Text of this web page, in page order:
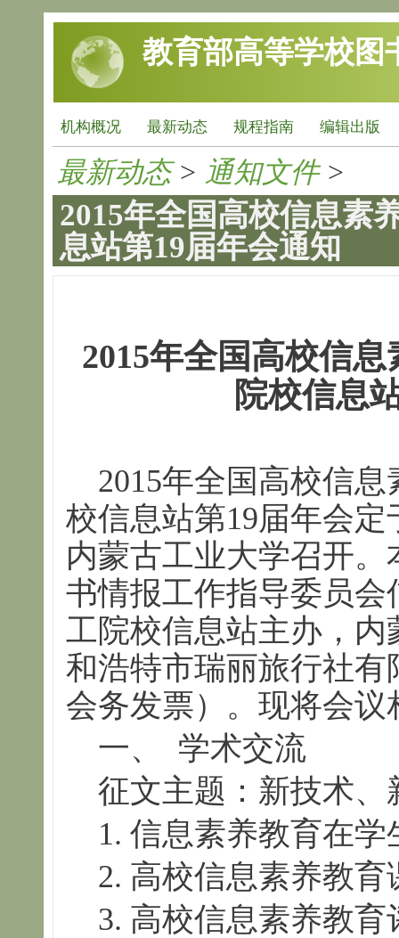
跳转到主要内容
教育部高等学校图
机构概况 最新动态 规程指南 编辑出版
最新动态> 通知文件>
2015年全国高校信息素
息站第19届年会通知
2015年全国高校信
院校信息
2015年全国高校信息
校信息站第19届年会
内蒙古工业大学召开
书情报工作指导委员
工院校信息站主办，
和浩特市瑞丽旅行社
会务发票）。现将会
一、 学术交流
征文主题：新技术、
1. 信息素养教育在学
2. 高校信息素养教育
3. 高校信息素养教育